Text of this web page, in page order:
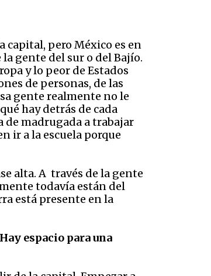
capital, pero México es en
gente del sur o del Bajío.
y lo peor de Estados
de personas, de las
gente realmente no le
hay detrás de cada
de madrugada a trabajar
ir a la escuela porque
alta. A través de la gente
todavía están del
está presente en la
espacio para una